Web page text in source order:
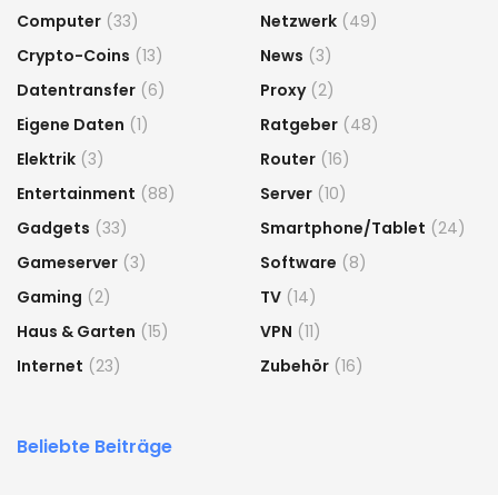
Computer (33)
Crypto-Coins (13)
Datentransfer (6)
Eigene Daten (1)
Elektrik (3)
Entertainment (88)
Gadgets (33)
Gameserver (3)
Gaming (2)
Haus & Garten (15)
Internet (23)
Netzwerk (49)
News (3)
Proxy(2)
Ratgeber (48)
Router (16)
Server (10)
Smartphone/Tablet (24)
Software (8)
TV (14)
VPN (11)
Zubehör (16)
Beliebte Beiträge